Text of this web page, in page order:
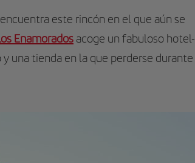
este rincón en el que aún se
Enamorados acoge un fabuloso hotel-
una tienda en la que perderse durante